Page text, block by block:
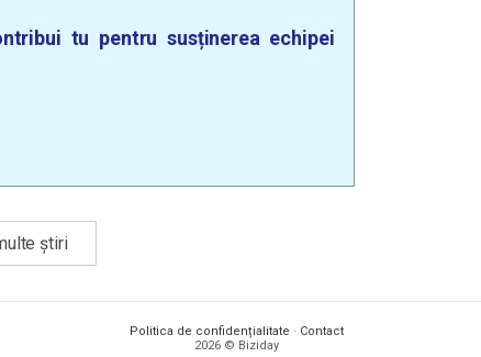
tu pentru susținerea echipei
știri
Politica de confidențialitate · Contact
2026 © Biziday